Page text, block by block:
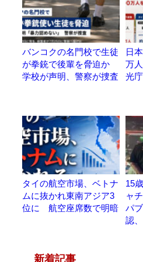
バンコクの名門校で生徒
が拳銃で後輩を脅迫か
学校が声明、警察が捜査
日
万
光
タイの航空市場、ベトナ
ムに抜かれ東南アジア3
位に 航空座席数で明暗
15
ャ
パ
認
新着記事